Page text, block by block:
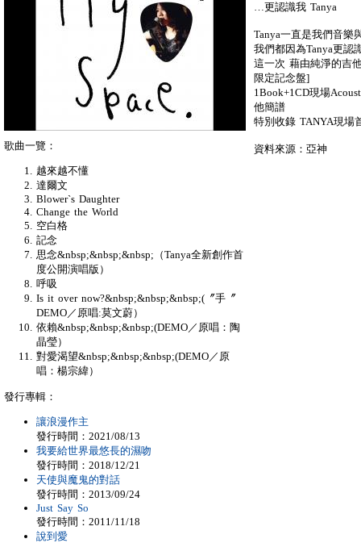
…更認識我 Tanya
Tanya一直是我們音樂
我們都因為Tanya更認
這一次 藉由純淨的吉
限定記念盤]
1Book+1CD現場
他簡譜
特別收錄 TANYA現場
資料來源：亞神
歌曲一覽：
越來越不懂
達爾文
Blower`s Daughter
Change the World
空白格
記念
思念&nbsp;&nbsp;&nbsp;（Tanya全新創作首
度公開演唱版）
呼吸
Is it over now?&nbsp;&nbsp;&nbsp;(〞手〞
DEMO／原唱:莫文蔚）
依賴&nbsp;&nbsp;&nbsp;(DEMO／原唱：陶
晶瑩）
對愛渴望&nbsp;&nbsp;&nbsp;(DEMO／原
唱：楊宗緯）
發行專輯：
讓浪漫作主
發行時間：2021/08/13
我要給世界最悠長的濕吻
發行時間：2018/12/21
天使與魔鬼的對話
發行時間：2013/09/24
Just Say So
發行時間：2011/11/18
說到愛